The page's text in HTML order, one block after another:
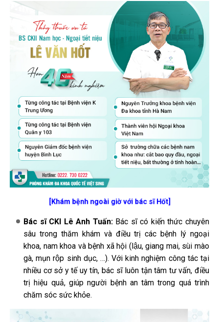
[Khám bệnh ngoài giờ với bác sĩ Hốt]
Bác sĩ CKI Lê Anh Tuấn:Bác sĩ có kiến thức chuyên
sâu trong thăm khám và điều trị các bệnh lý ngoại
khoa, nam khoa và bệnh xã hội (lậu, giang mai, sùi mào
gà, mụn rộp sinh dục, …). Với kinh nghiệm công tác tại
nhiều cơ sở y tế uy tín, bác sĩ luôn tận tâm tư vấn, điều
trị hiệu quả, giúp người bệnh an tâm trong quá trình
chăm sóc sức khỏe.